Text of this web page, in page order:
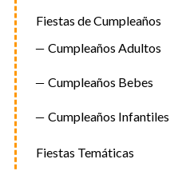
Fiestas de Cumpleaños
Cumpleaños Adultos
Cumpleaños Bebes
Cumpleaños Infantiles
Fiestas Temáticas